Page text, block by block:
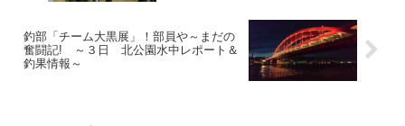
釣部「チーム大黒展」！部員や～まだの
奮闘記! ～３日 北公園水中レポート＆
釣果情報～